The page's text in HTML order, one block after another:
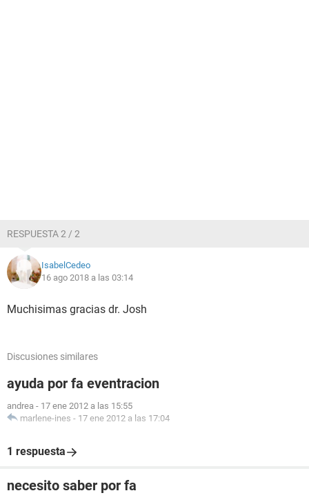
RESPUESTA 2 / 2
IsabelCedeo
16 ago 2018 a las 03:14
Muchisimas gracias dr. Josh
Discusiones similares
ayuda por fa eventracion
andrea - 17 ene 2012 a las 15:55
marlene-ines - 17 ene 2012 a las 17:04
1 respuesta
necesito saber por fa